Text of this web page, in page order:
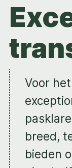
Voor
breed,
bieden